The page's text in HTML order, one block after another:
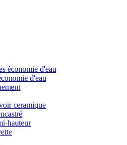
économie d'eau
d'eau
ceramique
hauteur